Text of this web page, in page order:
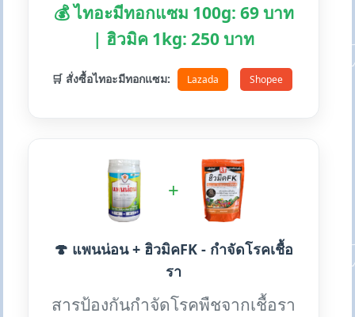
💰 ไทอะมีทอกแซม 100g: 69 บาท
| ฮิวมิค 1kg: 250 บาท
🛒 สั่งซื้อไทอะมีทอกแซม: Lazada Shopee
+
🍄 แพนน่อน + ฮิวมิคFK - กำจัดโรคเชื้อ
รา
สารป้องกันกำจัดโรคพืชจากเชื้อรา